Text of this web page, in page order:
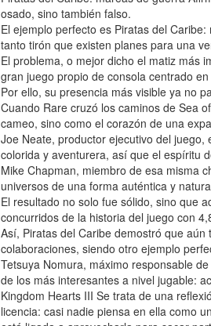
osado, sino también falso.
El ejemplo perfecto es Piratas del
tanto tirón que existen planes para una
El problema, o mejor dicho el matiz más
gran juego propio de consola centrado
Por ello, su presencia más visible ya no
Cuando Rare cruzó los caminos de Sea
cameo, sino como el corazón de una
Joe Neate, productor ejecutivo del
colorida y aventurera, así que el espíritu
Mike Chapman, miembro de esa misma
universos de una forma auténtica y
El resultado no solo fue sólido, sino que
concurridos de la historia del juego con
Así, Piratas del Caribe demostró que
colaboraciones, siendo otro ejemplo
Tetsuya Nomura, máximo responsable
de los más interesantes a nivel jugable:
Kingdom Hearts III Se trata de una
licencia: casi nadie piensa en ella como